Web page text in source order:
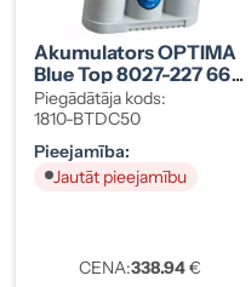
Akumulators OPTIMA
Blue Top 8027-227 66
Ah
Piegādātāja kods:
1810-BTDC50
Pieejamība:
Jautāt pieejamību
CENA:338.94€